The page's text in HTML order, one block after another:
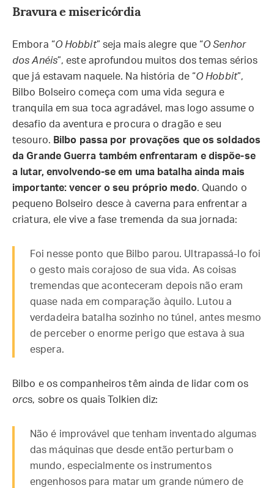
Bravura e misericórdia
Embora “O Hobbit” seja mais alegre que “O Senhor
dos Anéis”, este aprofundou muitos dos temas sérios
que já estavam naquele. Na história de “O Hobbit”,
Bilbo Bolseiro começa com uma vida segura e
tranquila em sua toca agradável, mas logo assume o
desafio da aventura e procura o dragão e seu
tesouro. Bilbo passa por provações que os soldados
da Grande Guerra também enfrentaram e dispõe-se
a lutar, envolvendo-se em uma batalha ainda mais
importante: vencer o seu próprio medo. Quando o
pequeno Bolseiro desce à caverna para enfrentar a
criatura, ele vive a fase tremenda da sua jornada:
Foi nesse ponto que Bilbo parou. Ultrapassá-lo foi
o gesto mais corajoso de sua vida. As coisas
tremendas que aconteceram depois não eram
quase nada em comparação àquilo. Lutou a
verdadeira batalha sozinho no túnel, antes mesmo
de perceber o enorme perigo que estava à sua
espera.
Bilbo e os companheiros têm ainda de lidar com os
orcs, sobre os quais Tolkien diz:
Não é improvável que tenham inventado algumas
das máquinas que desde então perturbam o
mundo, especialmente os instrumentos
engenhosos para matar um grande número de